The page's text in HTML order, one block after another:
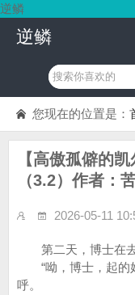
逆鳞
逆鳞
您现在的位置是：
【高傲孤僻的
（3.2）作者：
2026-05-11
第二天，博士在去
“呦，博士，起的
呼。